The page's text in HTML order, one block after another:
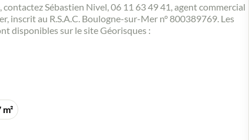
Sébastien Nivel, 06 11 63 49 41, agent commercial
inscrit au R.S.A.C. Boulogne-sur-Mer n° 800389769. Les
disponibles sur le site Géorisques :